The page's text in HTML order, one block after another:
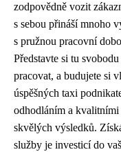
zodpovědně vozit
s sebou přináší mnoho
s pružnou pracovní
Představte si tu
pracovat, a budujete si
úspěšných taxi
odhodláním a
skvělých výsledků.
služby je investicí do